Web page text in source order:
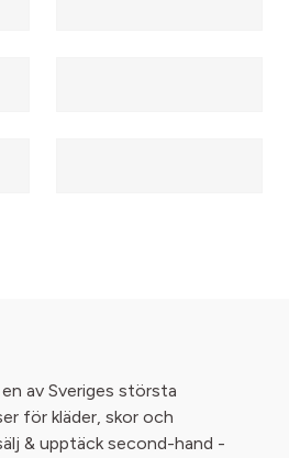
av Sveriges största
för kläder, skor och
& upptäck second-hand -